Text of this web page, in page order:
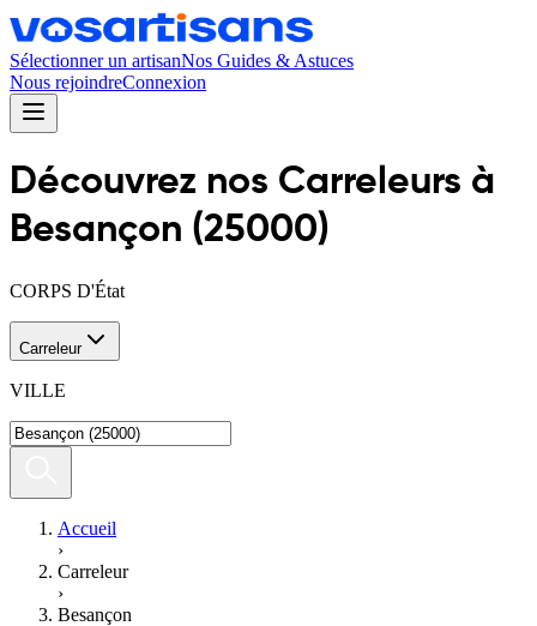
Sélectionner un artisanNos Guides & Astuces
Nous rejoindreConnexion
Découvrez nos Carreleurs à
Besançon (25000)
CORPS D'État
Carreleur
VILLE
Accueil
›
Carreleur
›
Besançon